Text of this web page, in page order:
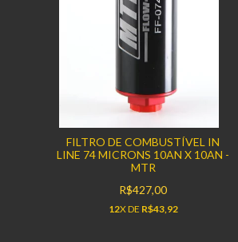
FILTRO DE COMBUSTÍVEL IN
LINE 74 MICRONS 10AN X 10AN -
MTR
R$427,00
12X DE R$43,92